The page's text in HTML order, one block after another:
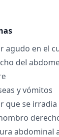
agudo en el
del
y vómitos
que se irradia
abdominal